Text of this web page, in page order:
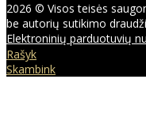
2026 © Visos teisės
be autorių sutikimo
Elektroninių parduotuvių
Rašyk
Skambink